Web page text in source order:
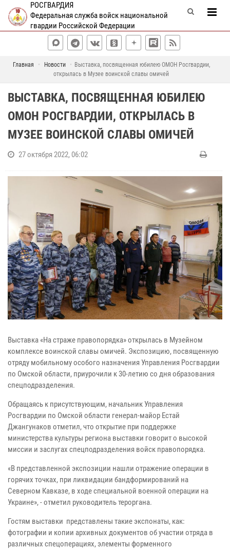
РОСГВАРДИЯ
Федеральная служба войск национальной
гвардии Российской Федерации
Главная Новости
Выставка, посвященная юбилею ОМОН Росгвардии,
открылась в Музее воинской славы омичей
ВЫСТАВКА, ПОСВЯЩЕННАЯ ЮБИЛЕЮ
ОМОН РОСГВАРДИИ, ОТКРЫЛАСЬ В
МУЗЕЕ ВОИНСКОЙ СЛАВЫ ОМИЧЕЙ
27 октября 2022, 06:02
Выставка «На страже правопорядка» открылась в Музейном
комплексе воинской славы омичей. Экспозицию, посвященную
отряду мобильному особого назначения Управления Росгвардии
по Омской области, приурочили к 30-летию со дня образования
спецподразделения.
Обращаясь к присутствующим, начальник Управления
Росгвардии по Омской области генерал-майор Естай
Джангунаков отметил, что открытие при поддержке
министерства культуры региона выставки говорит о высокой
миссии и заслугах спецподразделения войск правопорядка.
«В представленной экспозиции нашли отражение операции в
горячих точках, при ликвидации бандформирований на
Северном Кавказе, в ходе специальной военной операции на
Украине», - отметил руководитель тероргана.
Гостям выставки представлены такие экспонаты, как:
фотографии и копии архивных документов об участии отряда в
различных спецоперациях, элементы форменного